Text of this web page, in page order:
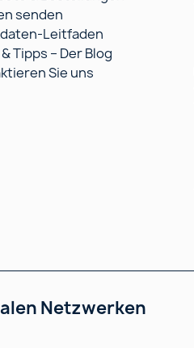
senden
Leitfaden
Tipps – Der Blog
Sie uns
Netzwerken